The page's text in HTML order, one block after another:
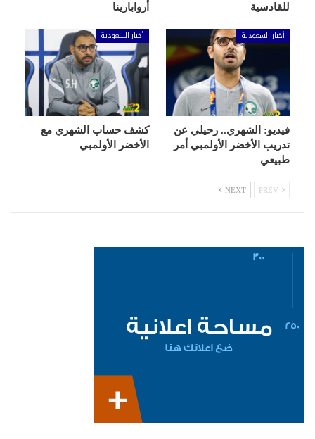
للقادسية
أروابارينا
أخبار السعودية
فيديو: الشهري.. رحيلي عن
تدريب الأخضر الأولمبي أمر
طبيعي
أخبار السعودية
كشف حساب الشهري مع
الأخضر الأولمبي
NEXT